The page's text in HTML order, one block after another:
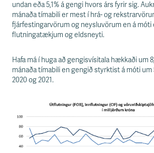
undan eða 5,1% á gengi hvors árs fyrir sig.
mánaða tímabili er mest í hrá- og
fjárfestingarvörum og neysluvörum en á móti
flutningatækjum og eldsneyti.
Hafa má í huga að gengisvísitala hækkaði um
mánaða tímabili en gengið styrktist á móti um
2020 og 2021.